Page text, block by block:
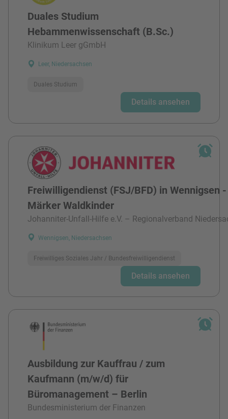
Duales Studium
Hebammenwissenschaft (B.Sc.)
Klinikum Leer gGmbH
Leer, Niedersachsen
Duales Studium
Details ansehen
Freiwilligendienst (FSJ/BFD) in Wennigsen
Märker Waldkinder
Johanniter-Unfall-Hilfe e.V. – Regionalverband
Wennigsen, Niedersachsen
Freiwilliges Soziales Jahr / Bundesfreiwilligendienst
Details ansehen
Ausbildung zur Kauffrau / zum
Kaufmann (m/w/d) für
Büromanagement – Berlin
Bundesministerium der Finanzen